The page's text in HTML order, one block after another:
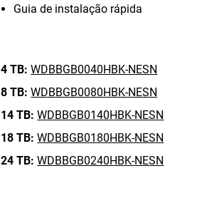
Guia de instalação rápida
4 TB: WDBBGB0040HBK-NESN
8 TB: WDBBGB0080HBK-NESN
14 TB: WDBBGB0140HBK-NESN
18 TB: WDBBGB0180HBK-NESN
24 TB: WDBBGB0240HBK-NESN